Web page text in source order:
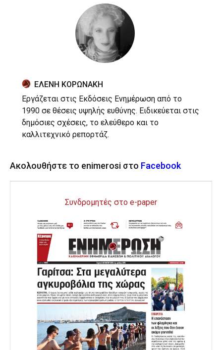
ΕΛΕΝΗ ΚΟΡΩΝΑΚΗ
Εργάζεται στις Εκδόσεις Ενημέρωση από το
1990 σε θέσεις υψηλής ευθύνης. Ειδικεύεται στις
δημόσιες σχέσεις, το ελεύθερο και το
καλλιτεχνικό ρεπορτάζ.
Ακολουθήστε το enimerosi στο Facebook
Συνδρομητές στο e-paper